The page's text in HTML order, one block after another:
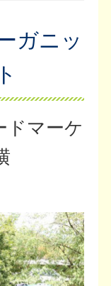
ガニッ
ドマーケ